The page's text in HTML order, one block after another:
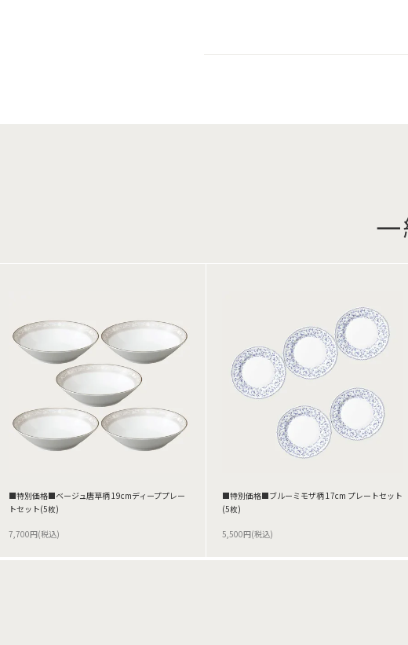
■特別価格■ベージュ唐草柄 19cmディーププレー
トセット(5枚)
7,700円(税込)
■特別価格■ブルーミモザ柄 17cm プレートセット
(5枚)
5,500円(税込)